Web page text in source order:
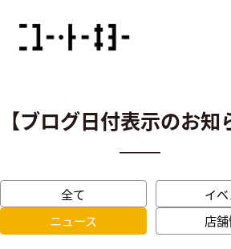
About us
Our Brands
ブランド
【ブログ日付表示のお知
全て
イ
ニュース
店